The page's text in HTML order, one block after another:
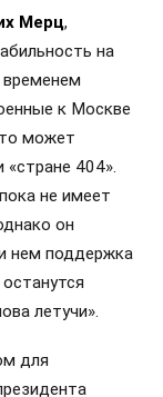
Мерц,
на
к Москве
может
404».
не имеет
он
нем поддержка
летучи».
для